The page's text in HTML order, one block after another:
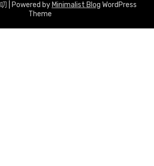
| Powered by Minimalist Blog WordPress
Theme